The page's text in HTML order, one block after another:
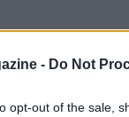
- Do Not
opt-out of the sale,